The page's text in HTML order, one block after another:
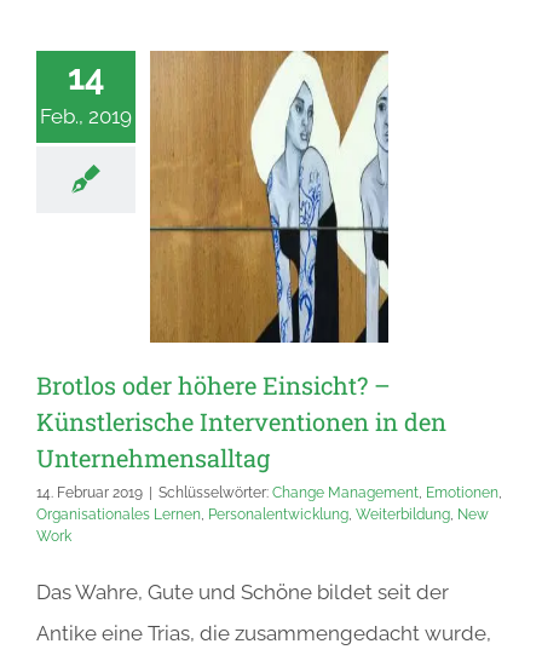
14
Feb., 2019
Brotlos oder höhere Einsicht? –
Künstlerische Interventionen in den
Unternehmensalltag
14. Februar 2019 Schlüsselwörter: Change Management, Emotionen,
Organisationales Lernen, Personalentwicklung, Weiterbildung, New
Work
Das Wahre, Gute und Schöne bildet seit der
Antike eine Trias, die zusammengedacht wurde,